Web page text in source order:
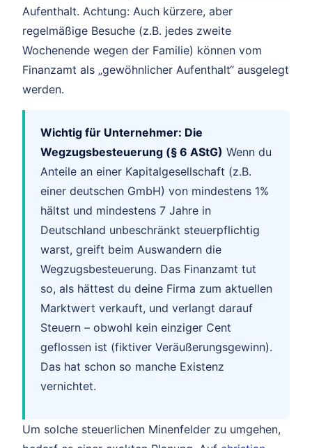
Aufenthalt. Achtung: Auch kürzere, aber
regelmäßige Besuche (z.B. jedes zweite
Wochenende wegen der Familie) können vom
Finanzamt als „gewöhnlicher Aufenthalt“ ausgelegt
werden.
Wichtig für Unternehmer: Die
Wegzugsbesteuerung (§ 6 AStG) Wenn du
Anteile an einer Kapitalgesellschaft (z.B.
einer deutschen GmbH) von mindestens 1%
hältst und mindestens 7 Jahre in
Deutschland unbeschränkt steuerpflichtig
warst, greift beim Auswandern die
Wegzugsbesteuerung. Das Finanzamt tut
so, als hättest du deine Firma zum aktuellen
Marktwert verkauft, und verlangt darauf
Steuern – obwohl kein einziger Cent
geflossen ist (fiktiver Veräußerungsgewinn).
Das hat schon so manche Existenz
vernichtet.
Um solche steuerlichen Minenfelder zu umgehen,